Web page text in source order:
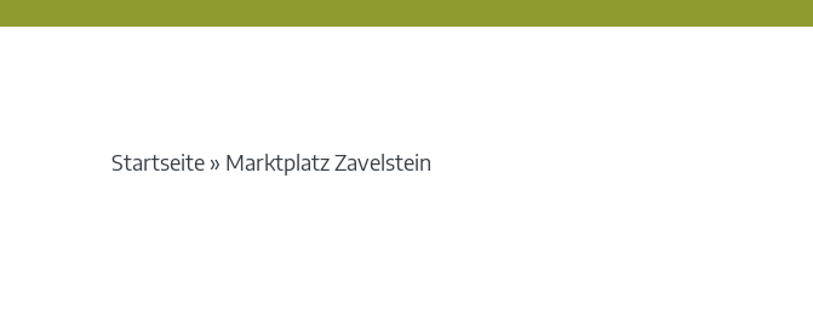
Startseite» Marktplatz Zavelstein